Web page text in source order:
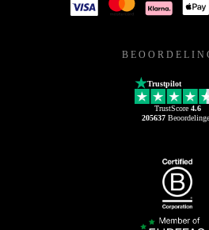
Trustpilot
TrustScore 4.6
205637